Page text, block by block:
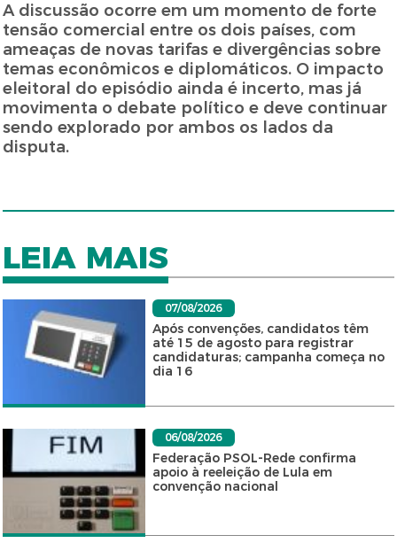
A discussão ocorre em um momento de forte
tensão comercial entre os dois países, com
ameaças de novas tarifas e divergências sobre
temas econômicos e diplomáticos. O impacto
eleitoral do episódio ainda é incerto, mas já
movimenta o debate político e deve continuar
sendo explorado por ambos os lados da
disputa.
LEIA MAIS
07/08/2026
Após convenções, candidatos têm
até 15 de agosto para registrar
candidaturas; campanha começa no
dia 16
06/08/2026
Federação PSOL-Rede confirma
apoio à reeleição de Lula em
convenção nacional